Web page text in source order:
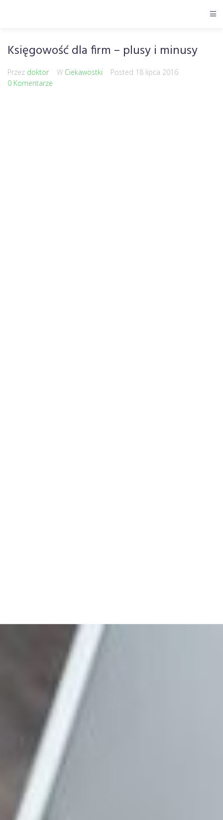
Księgowość dla firm – plusy i minusy
Przez doktor W Ciekawostki Posted 18 lipca 2016
0 Komentarze